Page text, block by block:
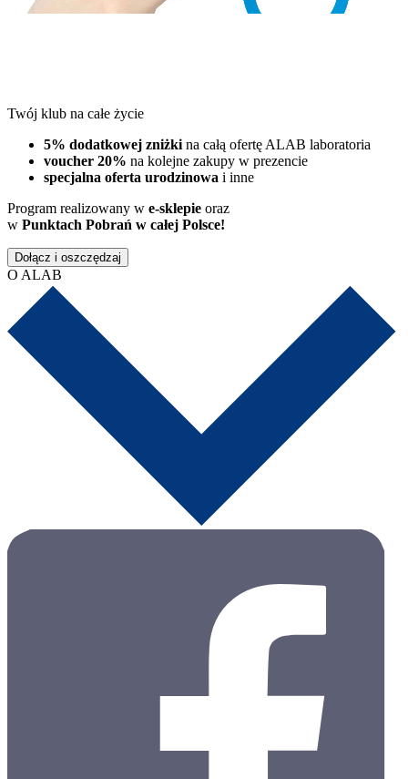
Twój klub na całe życie
5% dodatkowej zniżki na całą ofertę ALAB laboratoria
voucher 20% na kolejne zakupy w prezencie
specjalna oferta urodzinowa i inne
Program realizowany w e-sklepie oraz
w Punktach Pobrań w całej Polsce!
Dołącz i oszczędzaj
O ALAB